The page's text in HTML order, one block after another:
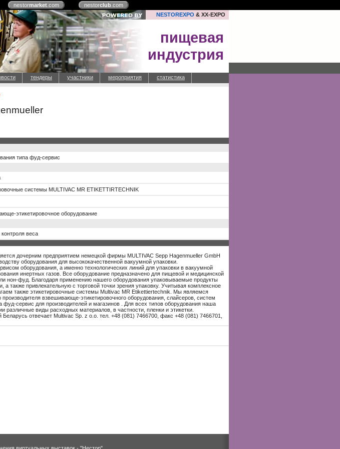
nestormarket.com nestorclub.com
NESTOREXPO & XX-EXPO
пищевая
индустрия
тендеры участники мероприятия статистика
типа фуд-сервис
системы MULTIVAC MR ETIKETTIRTECHNIK
этикетировочное оборудование
веса
дочерним предприятием немецкой фирмы MULTIVAC Sepp Hagenmueller GmbH
оборудования для высококачественной вакуумной упаковки.
оборудования, а именно технологических линий для упаковки в вакуумной
инертных газов. Все оборудование предназначено для пищевой и медицинской
нон-фуд. Благодаря применению нашего оборудования упаковываемые продукты
а также привлекательную с торговой точки зрения упаковку. Учитывая комплексное
также этикетировочные системы Multivac MR Etikettiertechnik. Мы являемся
производителя взвешивающе-этикетировочного оборудования, слайсеров, систем
фуд-сервис для производителей и магазинов . Для всех типов оборудования наша
виды расходных материалов, в частности, пленки и этикетки.
отвечает Multivac Sp. z o.o. тел. +48 (081) 7466700, факс +48 (081) 7466701,